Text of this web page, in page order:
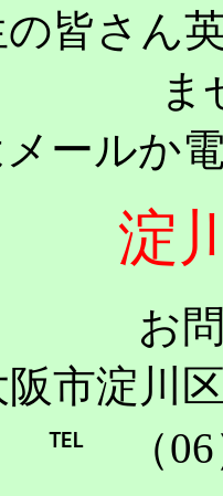
皆さん
ま
ールか
淀
お
阪市淀川
℡ （06